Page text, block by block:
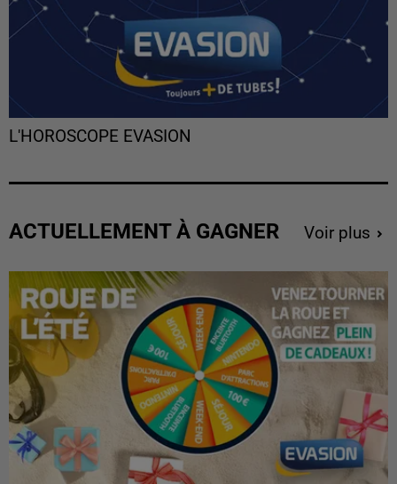
L'HOROSCOPE EVASION
ACTUELLEMENT À GAGNER Voir plus